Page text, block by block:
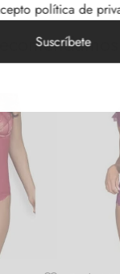
política de